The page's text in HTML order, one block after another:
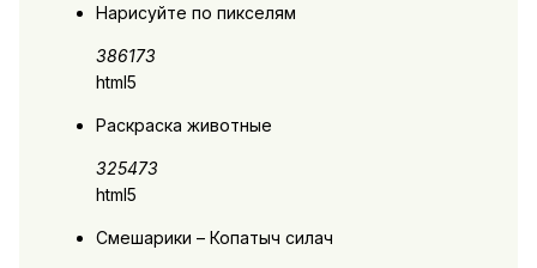
Нарисуйте по пикселям
386173
html5
Раскраска животные
325473
html5
Смешарики – Копатыч силач